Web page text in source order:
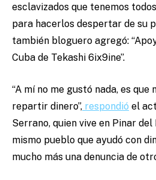
esclavizados que tenemos
para hacerlos despertar de su
también bloguero agregó:
Cuba de Tekashi 6ix9ine”.
“A mí no me gustó nada, es que
repartir dinero”, respondió el
Serrano, quien vive en Pinar del
mismo pueblo que ayudó con
mucho más una denuncia de